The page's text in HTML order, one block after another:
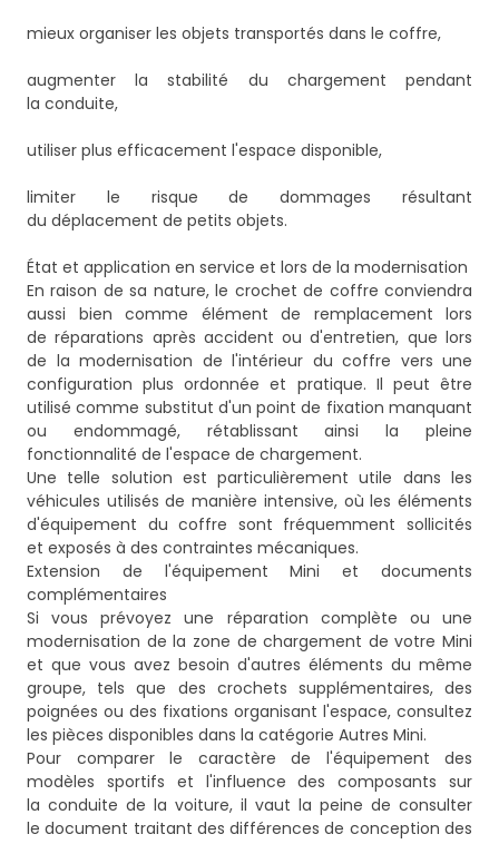
mieux organiser les objets transportés dans le coffre,
augmenter la stabilité du chargement pendant
la conduite,
utiliser plus efficacement l'espace disponible,
limiter le risque de dommages résultant
du déplacement de petits objets.
État et application en service et lors de la modernisation
En raison de sa nature, le crochet de coffre conviendra
aussi bien comme élément de remplacement lors
de réparations après accident ou d'entretien, que lors
de la modernisation de l'intérieur du coffre vers une
configuration plus ordonnée et pratique. Il peut être
utilisé comme substitut d'un point de fixation manquant
ou endommagé, rétablissant ainsi la pleine
fonctionnalité de l'espace de chargement.
Une telle solution est particulièrement utile dans les
véhicules utilisés de manière intensive, où les éléments
d'équipement du coffre sont fréquemment sollicités
et exposés à des contraintes mécaniques.
Extension de l'équipement Mini et documents
complémentaires
Si vous prévoyez une réparation complète ou une
modernisation de la zone de chargement de votre Mini
et que vous avez besoin d'autres éléments du même
groupe, tels que des crochets supplémentaires, des
poignées ou des fixations organisant l'espace, consultez
les pièces disponibles dans la catégorie Autres Mini.
Pour comparer le caractère de l'équipement des
modèles sportifs et l'influence des composants sur
la conduite de la voiture, il vaut la peine de consulter
le document traitant des différences de conception des